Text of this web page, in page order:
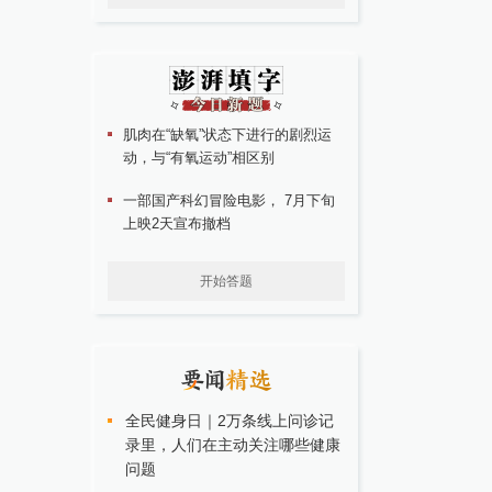
肌肉在“缺氧”状态下进行的剧烈运
动，与“有氧运动”相区别
一部国产科幻冒险电影， 7月下旬
上映2天宣布撤档
开始答题
全民健身日｜2万条线上问诊记
录里，人们在主动关注哪些健康
问题